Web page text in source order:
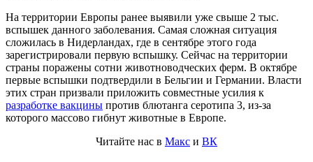
На территории Европы ранее выявили уже свыше 2 тыс.
вспышек данного заболевания. Самая сложная ситуация
сложилась в Нидерландах, где в сентябре этого года
зарегистрировали первую вспышку. Сейчас на территории
страны поражены сотни животноводческих ферм. В октябре
первые вспышки подтвердили в Бельгии и Германии. Власти
этих стран призвали приложить совместные усилия к
разработке вакцины против блютанга серотипа 3, из-за
которого массово гибнут животные в Европе.
Читайте нас в Макс и ВК